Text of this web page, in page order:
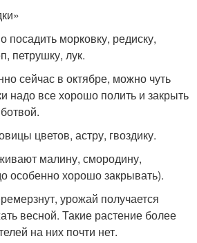
посадить морковку, редиску,
петрушку, лук.
сейчас в октябре, можно чуть
надо все хорошо полить и закрыть
цветов, астру, гвоздику.
малину, смородину,
особенно хорошо закрывать).
урожай получается
весной. Такие растение более
на них почти нет.